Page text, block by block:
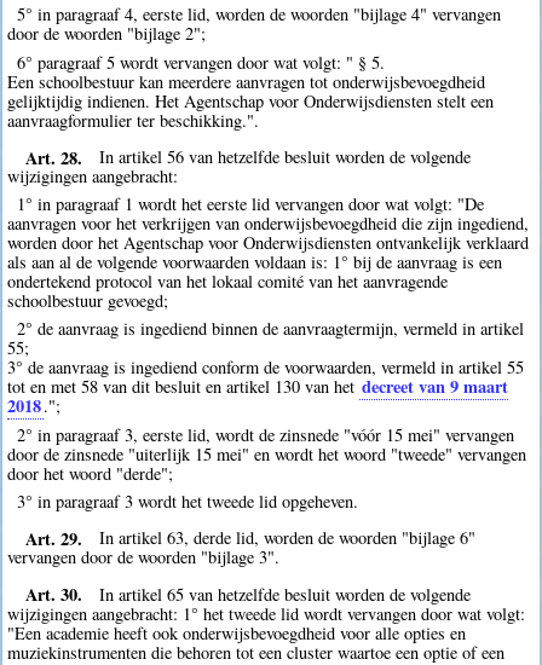
5° in paragraaf 4, eerste lid, worden de woorden "bijlage 4" vervangen
door de woorden "bijlage 2";
6° paragraaf 5 wordt vervangen door wat volgt: " § 5.
Een schoolbestuur kan meerdere aanvragen tot onderwijsbevoegdheid
gelijktijdig indienen. Het Agentschap voor Onderwijsdiensten stelt een
aanvraagformulier ter beschikking.".
Art. 28.
In artikel 56 van hetzelfde besluit worden de volgende
wijzigingen aangebracht:
1° in paragraaf 1 wordt het eerste lid vervangen door wat volgt: "De
aanvragen voor het verkrijgen van onderwijsbevoegdheid die zijn ingediend,
worden door het Agentschap voor Onderwijsdiensten ontvankelijk verklaard
als aan al de volgende voorwaarden voldaan is: 1° bij de aanvraag is een
ondertekend protocol van het lokaal comité van het aanvragende
schoolbestuur gevoegd;
2° de aanvraag is ingediend binnen de aanvraagtermijn, vermeld in artikel
55;
3° de aanvraag is ingediend conform de voorwaarden, vermeld in artikel 55
tot en met 58 van dit besluit en artikel 130 van het decreet van 9 maart
2018.";
2° in paragraaf 3, eerste lid, wordt de zinsnede "vóór 15 mei" vervangen
door de zinsnede "uiterlijk 15 mei" en wordt het woord "tweede" vervangen
door het woord "derde";
3° in paragraaf 3 wordt het tweede lid opgeheven.
Art. 29.
In artikel 63, derde lid, worden de woorden "bijlage 6"
vervangen door de woorden "bijlage 3".
Art. 30.
In artikel 65 van hetzelfde besluit worden de volgende
wijzigingen aangebracht: 1° het tweede lid wordt vervangen door wat volgt:
"Een academie heeft ook onderwijsbevoegdheid voor alle opties en
muziekinstrumenten die behoren tot een cluster waartoe een optie of een